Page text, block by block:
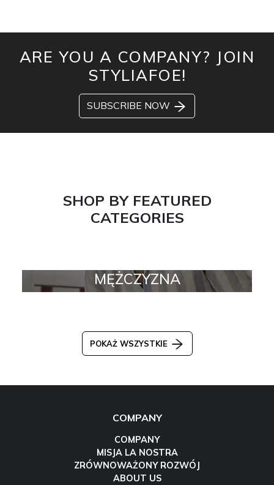
ARE YOU A COMPANY? JOIN
STYLIAFOE!
SUBSCRIBE NOW
SHOP BY FEATURED
CATEGORIES
MĘŻCZYZNA
POKAŻ WSZYSTKIE
COMPANY
COMPANY
MISJA LA NOSTRA
ZRÓWNOWAŻONY ROZWÓJ
ABOUT US